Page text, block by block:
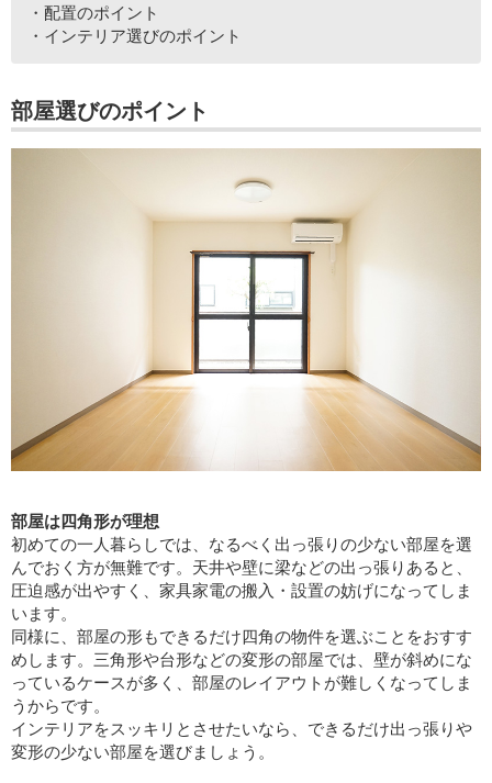
・配置のポイント
・インテリア選びのポイント
部屋選びのポイント
部屋は四角形が理想
初めての一人暮らしでは、なるべく出っ張りの少ない部屋を選
んでおく方が無難です。天井や壁に梁などの出っ張りあると、
圧迫感が出やすく、家具家電の搬入・設置の妨げになってしま
います。
同様に、部屋の形もできるだけ四角の物件を選ぶことをおすす
めします。三角形や台形などの変形の部屋では、壁が斜めにな
っているケースが多く、部屋のレイアウトが難しくなってしま
うからです。
インテリアをスッキリとさせたいなら、できるだけ出っ張りや
変形の少ない部屋を選びましょう。